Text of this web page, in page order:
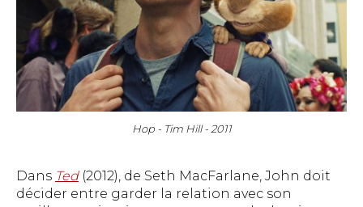
Hop - Tim Hill - 2011
Dans Ted(2012), de Seth MacFarlane, John doit
décider entre garder la relation avec son